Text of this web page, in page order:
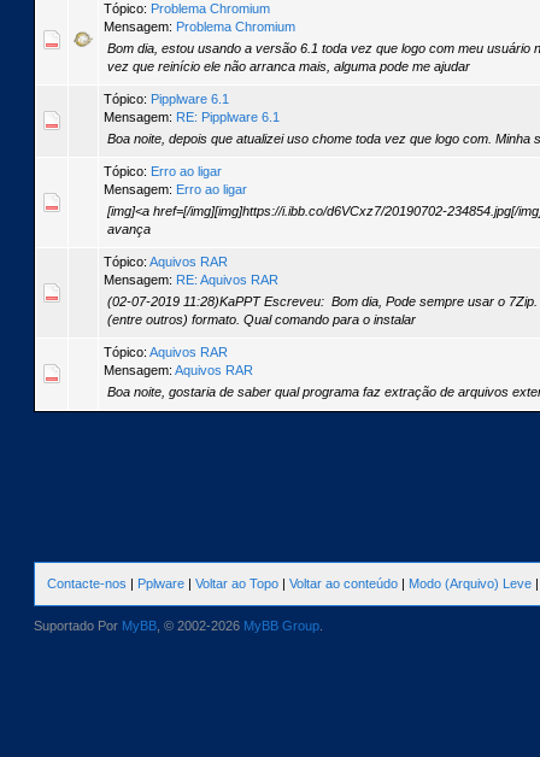
Tópico: Problema Chromium
Mensagem: Problema Chromium
Bom dia, estou usando a versão 6.1 toda vez que logo com meu usuário
vez que reinício ele não arranca mais, alguma pode me ajudar
Tópico: Pipplware 6.1
Mensagem: RE: Pipplware 6.1
Boa noite, depois que atualizei uso chome toda vez que logo com. Minha
Tópico: Erro ao ligar
Mensagem: Erro ao ligar
[img]<a href=[/img][img]https://i.ibb.co/d6VCxz7/20190702-234854.jpg[/
avança
Tópico: Aquivos RAR
Mensagem: RE: Aquivos RAR
(02-07-2019 11:28)KaPPT Escreveu: Bom dia, Pode sempre usar o
(entre outros) formato. Qual comando para o instalar
Tópico: Aquivos RAR
Mensagem: Aquivos RAR
Boa noite, gostaria de saber qual programa faz extração de arquivos
Contacte-nos | Pplware | Voltar ao Topo | Voltar ao conteúdo | Modo (Arquivo) Leve
Suportado Por MyBB , © 2002-2026 MyBB Group